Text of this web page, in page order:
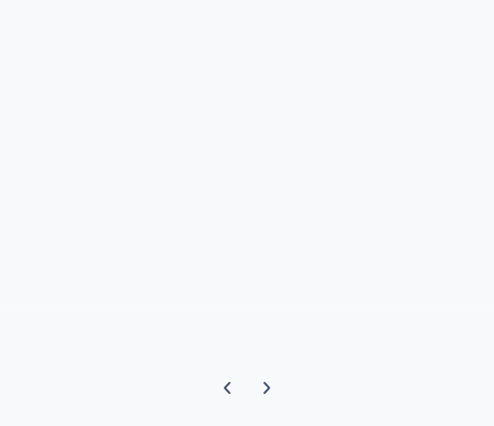
Предыдущий слайд карусели
Следующий слайд карусели